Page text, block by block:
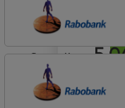
Easy Mortgage
aflosvrij
Rabobank